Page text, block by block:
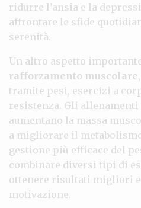
ridurre l’ansia e la
affrontare le sfide
serenità.
Un altro aspetto
rafforzamento muscolare
tramite pesi, esercizi a
resistenza. Gli
aumentano la massa
a migliorare il
gestione più efficace del
combinare diversi tipi di
ottenere risultati migliori
motivazione.